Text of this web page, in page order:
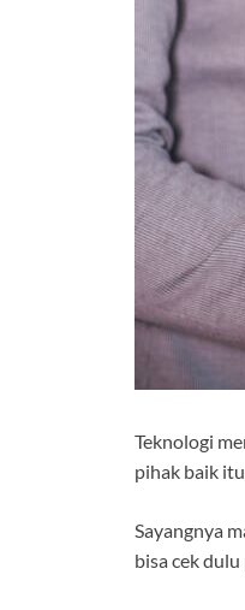
Teknologi
pihak baik
Sayangnya
bisa cek